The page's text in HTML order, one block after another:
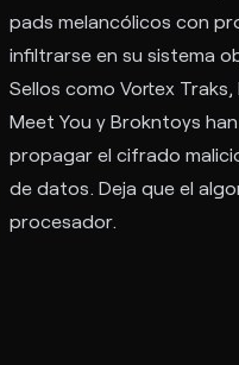
pads melancólicos con
infiltrarse en su sistema
Sellos como Vortex
Meet You y Brokntoys
propagar el cifrado
de datos. Deja que el
procesador.